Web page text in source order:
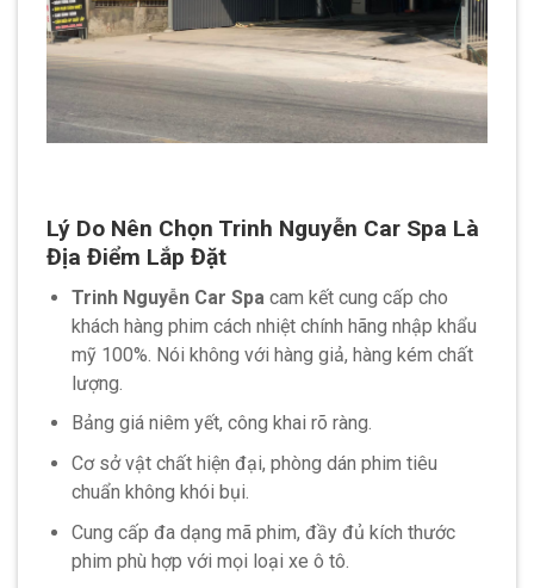
Lý Do Nên Chọn Trinh Nguyễn Car Spa Là
Địa Điểm Lắp Đặt
Trinh Nguyễn Car Spa cam kết cung cấp cho
khách hàng phim cách nhiệt chính hãng nhập khẩu
mỹ 100%. Nói không với hàng giả, hàng kém chất
lượng.
Bảng giá niêm yết, công khai rõ ràng.
Cơ sở vật chất hiện đại, phòng dán phim tiêu
chuẩn không khói bụi.
Cung cấp đa dạng mã phim, đầy đủ kích thước
phim phù hợp với mọi loại xe ô tô.